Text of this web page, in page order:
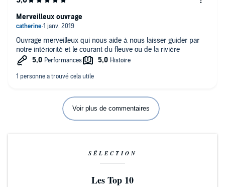
Ouvrage merveilleux qui nous aide à nous laisser guider par
notre intériorité et le courant du fleuve ou de la rivière
Merveilleux ouvrage
Voir plus de commentaires
SÉLECTION
Les Top 10